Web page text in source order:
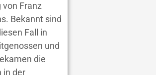
Franz
Bekannt sind
Fall in
und
die
in der